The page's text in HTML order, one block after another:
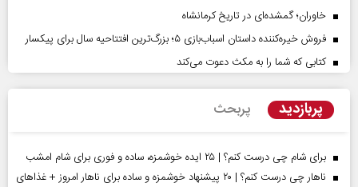
خاوران؛ گمشده‌ای در تاریخ کرمانشاه
فروش خیره‌کننده داستان اسباب‌بازی ۵؛ بزرگ‌ترین افتتاحیه سال برای پیکسار
کتابی که شما را به مکث دعوت می‌کند
پربازدید پربحث
برای شام چی درست کنم؟ | ۲۵ ایده خوشمزه، ساده و فوری برای شام امشب
ناهار چی درست کنم؟ | ۲۰ پیشنهاد خوشمزه و ساده برای ناهار امروز + غذاهای